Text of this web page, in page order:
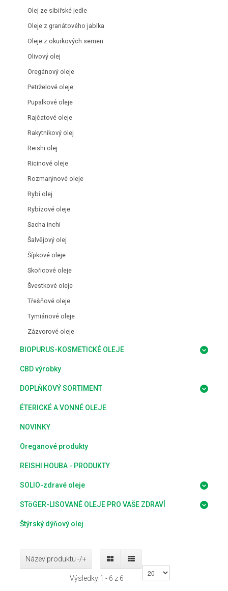
Olej ze sibiřské jedle
Oleje z granátového jablka
Oleje z okurkových semen
Olivový olej
Oregánový oleje
Petrželové oleje
Pupalkové oleje
Rajčatové oleje
Rakytníkový olej
Reishi olej
Ricinové oleje
Rozmarýnové oleje
Rybí olej
Rybízové oleje
Sacha inchi
Šalvějový olej
Šípkové oleje
Skořicové oleje
Švestkové oleje
Třešňové oleje
Tymiánové oleje
Zázvorové oleje
BIOPURUS-KOSMETICKÉ OLEJE
CBD výrobky
DOPLŇKOVÝ SORTIMENT
ÉTERICKÉ A VONNÉ OLEJE
NOVINKY
Oreganové produkty
REISHI HOUBA - PRODUKTY
SOLIO-zdravé oleje
STöGER-LISOVANÉ OLEJE PRO VAŠE ZDRAVÍ
Štýrský dýňový olej
Název produktu -/+
Výsledky 1 - 6 z 6